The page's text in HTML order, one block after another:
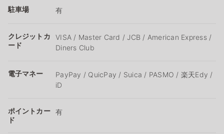
駐車場 有
クレジットカ
ード
VISA / Master Card / JCB / American Express /
Diners Club
電子マネー
PayPay / QuicPay / Suica / PASMO / 楽天Edy /
iD
ポイントカー
ド
有